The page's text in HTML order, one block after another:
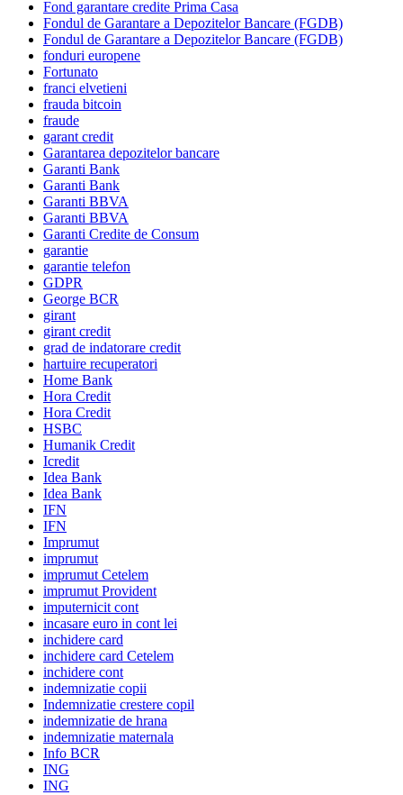
Fond garantare credite Prima Casa
Fondul de Garantare a Depozitelor Bancare (FGDB)
Fondul de Garantare a Depozitelor Bancare (FGDB)
fonduri europene
Fortunato
franci elvetieni
frauda bitcoin
fraude
garant credit
Garantarea depozitelor bancare
Garanti Bank
Garanti Bank
Garanti BBVA
Garanti BBVA
Garanti Credite de Consum
garantie
garantie telefon
GDPR
George BCR
girant
girant credit
grad de indatorare credit
hartuire recuperatori
Home Bank
Hora Credit
Hora Credit
HSBC
Humanik Credit
Icredit
Idea Bank
Idea Bank
IFN
IFN
Imprumut
imprumut
imprumut Cetelem
imprumut Provident
imputernicit cont
incasare euro in cont lei
inchidere card
inchidere card Cetelem
inchidere cont
indemnizatie copii
Indemnizatie crestere copil
indemnizatie de hrana
indemnizatie maternala
Info BCR
ING
ING